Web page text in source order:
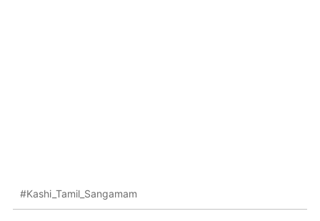
#Kashi_Tamil_Sangamam